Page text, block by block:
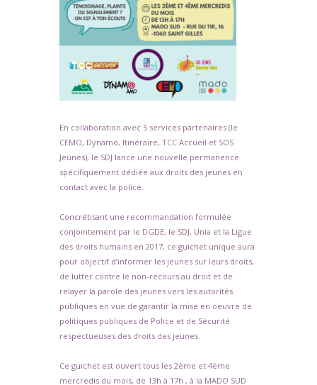
En collaboration avec 5 services partenaires (le
CEMO, Dynamo, Itinéraire, TCC Accueil et SOS
Jeunes), le SDJ lance une nouvelle permanence
spécifiquement dédiée aux droits des jeunes en
contact avec la police.
Concrétisant une recommandation formulée
conjointement par le DGDE, le SDJ, Unia et la Ligue
des droits humains en 2017, ce guichet unique aura
pour objectif d’informer les jeunes sur leurs droits,
de lutter contre le non-recours au droit et de
relayer la parole des jeunes vers les autorités
publiques en vue de garantir la mise en oeuvre de
politiques publiques de Police et de Sécurité
respectueuses des droits des jeunes.
Ce guichet est ouvert tous les 2ème et 4ème
mercredis du mois, de 13h à 17h , à la MADO SUD